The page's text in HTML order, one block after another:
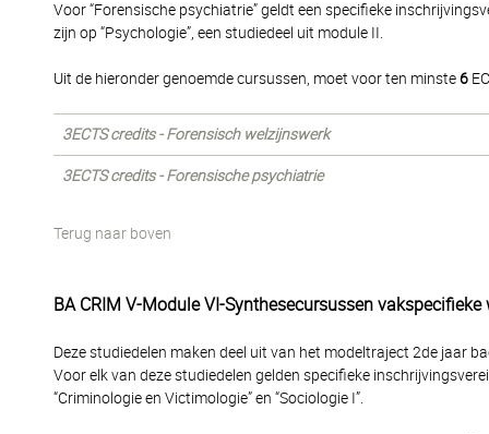
Voor “Forensische psychiatrie” geldt een specifieke
zijn op “Psychologie”, een studiedeel uit module II.
Uit de hieronder genoemde cursussen, moet voor ten minste6
3ECTS credits - Forensisch welzijnswerk
3ECTS credits - Forensische psychiatrie
Terug naar boven
BA CRIM V-Module VI-Synthesecursussen
Deze studiedelen maken deel uit van het modeltraject 2de jaar
Voor elk van deze studiedelen gelden specifieke
“Criminologie en Victimologie” en “Sociologie I”.